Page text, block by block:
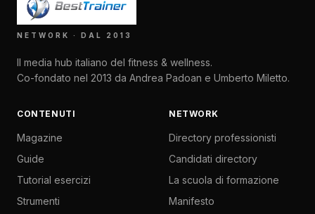
NETWORK · DAL 2013
Il media hub italiano del fitness & wellness.
Co-fondato nel 2013 da Andrea Padoan e Umberto Miletto.
CONTENUTI
Magazine
Guide
Tutorial esercizi
Strumenti
NETWORK
Directory professionisti
Candidati directory
La scuola di formazione
Manifesto